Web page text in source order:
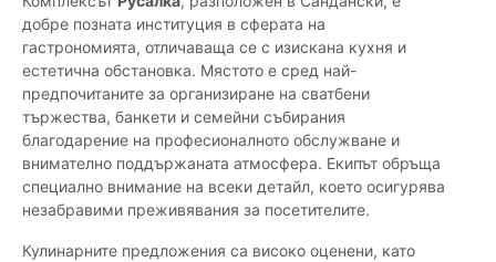
добре позната институция в сферата на
гастрономията, отличаваща се с изискана кухня и
естетична обстановка. Мястото е сред най-
предпочитаните за организиране на сватбени
тържества, банкети и семейни събирания
благодарение на професионалното обслужване и
внимателно поддържаната атмосфера. Екипът обръща
специално внимание на всеки детайл, което осигурява
незабравими преживявания за посетителите.
Кулинарните предложения са високо оценени, като